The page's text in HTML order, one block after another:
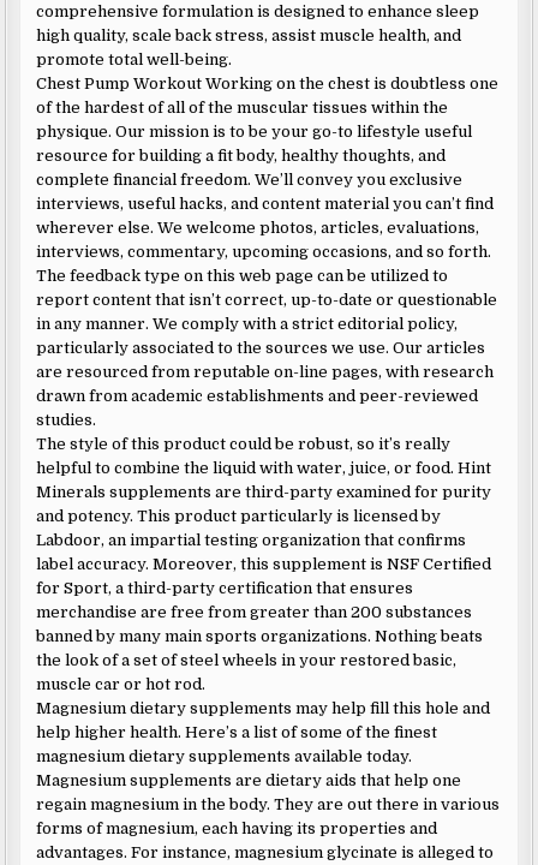
comprehensive formulation is designed to enhance sleep
high quality, scale back stress, assist muscle health, and
promote total well-being.
Chest Pump Workout Working on the chest is doubtless one
of the hardest of all of the muscular tissues within the
physique. Our mission is to be your go-to lifestyle useful
resource for building a fit body, healthy thoughts, and
complete financial freedom. We’ll convey you exclusive
interviews, useful hacks, and content material you can’t find
wherever else. We welcome photos, articles, evaluations,
interviews, commentary, upcoming occasions, and so forth.
The feedback type on this web page can be utilized to
report content that isn’t correct, up-to-date or questionable
in any manner. We comply with a strict editorial policy,
particularly associated to the sources we use. Our articles
are resourced from reputable on-line pages, with research
drawn from academic establishments and peer-reviewed
studies.
The style of this product could be robust, so it’s really
helpful to combine the liquid with water, juice, or food. Hint
Minerals supplements are third-party examined for purity
and potency. This product particularly is licensed by
Labdoor, an impartial testing organization that confirms
label accuracy. Moreover, this supplement is NSF Certified
for Sport, a third-party certification that ensures
merchandise are free from greater than 200 substances
banned by many main sports organizations. Nothing beats
the look of a set of steel wheels in your restored basic,
muscle car or hot rod.
Magnesium dietary supplements may help fill this hole and
help higher health. Here’s a list of some of the finest
magnesium dietary supplements available today.
Magnesium supplements are dietary aids that help one
regain magnesium in the body. They are out there in various
forms of magnesium, each having its properties and
advantages. For instance, magnesium glycinate is alleged to